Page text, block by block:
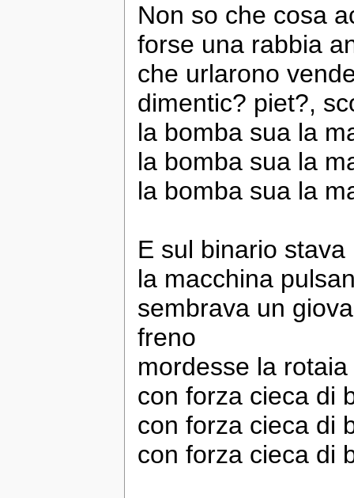
Non so che cosa
forse una rabbia
che urlarono
dimentic? piet?,
la bomba sua la
la bomba sua la
la bomba sua la
E sul binario
la macchina
sembrava un
freno
mordesse la
con forza cieca di
con forza cieca di
con forza cieca di